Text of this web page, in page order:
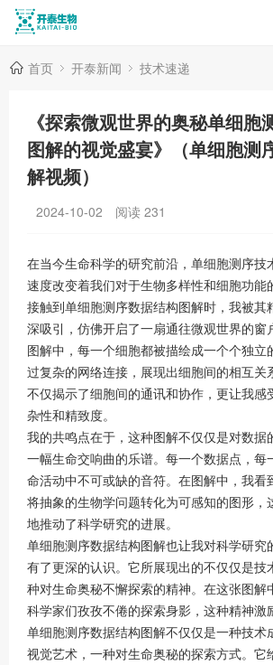
首页 开泰新闻 技术速递
《探索微观世界的奥秘单细胞
图解的视觉盛宴》（单细胞测
解视频）
2024-10-02 阅读 231
在当今生命科学的研究前沿，单细胞测序技
速度改变着我们对于生物多样性和细胞功能
接触到单细胞测序数据结构图解时，我被其
深吸引，仿佛开启了一扇通往微观世界的窗
图解中，每一个细胞都被描绘成一个个独立
过复杂的网络连接，展现出细胞间的相互关
不仅揭示了细胞间的通讯和协作，更让我感
杂性和精致度。
我的共鸣点在于，这种图解不仅仅是对数据
一幅生命交响曲的乐谱。每一个数据点，每
命活动中不可或缺的音符。在图解中，我看
将抽象的生物学问题转化为可感知的图形，
地推动了科学研究的进展。
单细胞测序数据结构图解也让我对科学研究
有了更深的认识。它所展现出的不仅仅是技
种对生命奥秘不懈探索的精神。在这张图解
科学家们孜孜不倦的探索身影，这种精神激
单细胞测序数据结构图解不仅仅是一种技术
视觉艺术，一种对生命奥秘的探索方式。它